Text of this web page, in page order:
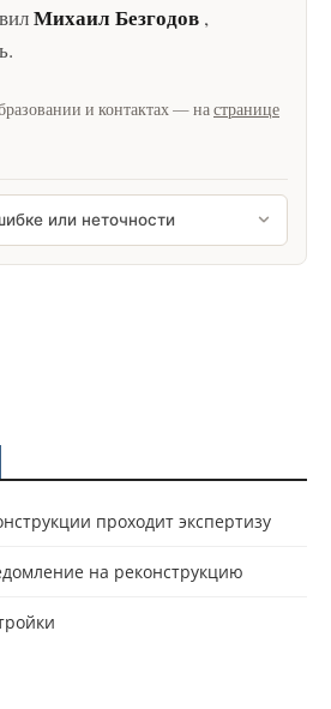
Михаил Безгодов ,
.
и контактах — настранице
или неточности
проходит экспертизу
на реконструкцию